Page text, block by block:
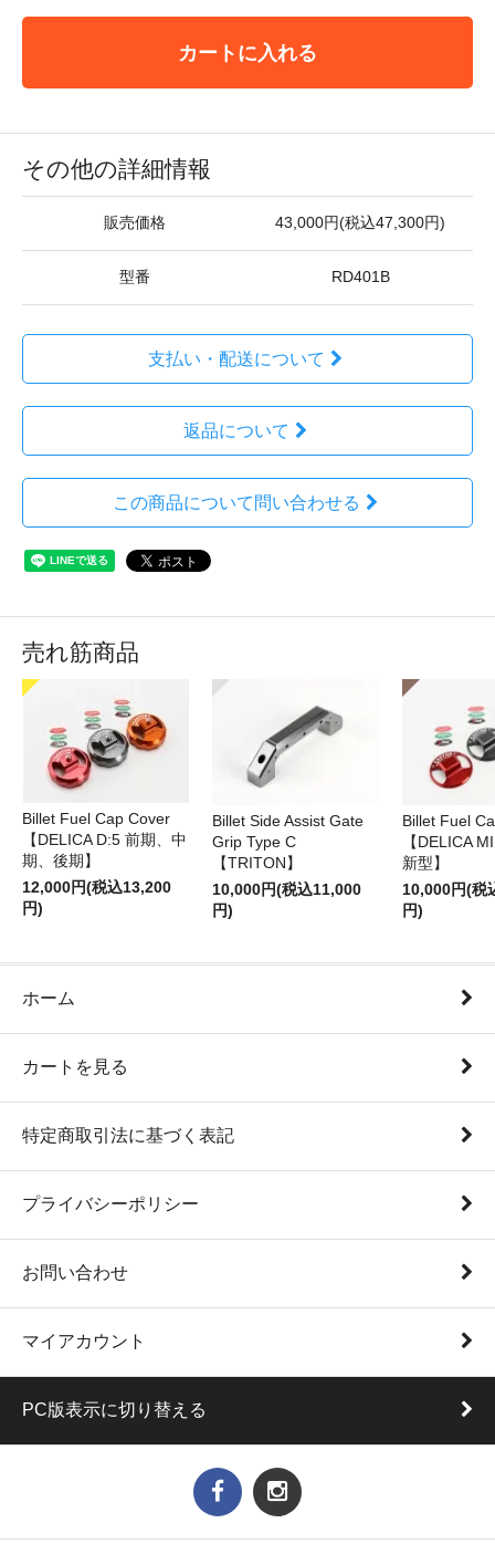
カートに入れる
その他の詳細情報
販売価格 43,000円(税込47,300円)
型番 RD401B
支払い・配送について
返品について
この商品について問い合わせる
売れ筋商品
Billet Fuel Cap Cover
【DELICA D:5 前期、中
期、後期】
12,000円(税込13,200
円)
Billet Side Assist Gate
Grip Type C
【TRITON】
10,000円(税込11,000
円)
Billet Fuel
【DELICA
新型】
10,000円(税
円)
ホーム
カートを見る
特定商取引法に基づく表記
プライバシーポリシー
お問い合わせ
マイアカウント
PC版表示に切り替える